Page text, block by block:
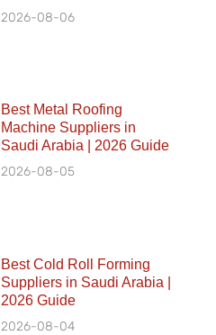
2026-08-06
Best Metal Roofing
Machine Suppliers in
Saudi Arabia | 2026 Guide
2026-08-05
Best Cold Roll Forming
Suppliers in Saudi Arabia |
2026 Guide
2026-08-04